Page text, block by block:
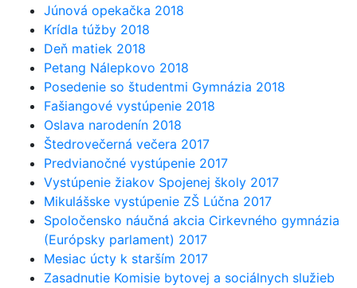
Júnová opekačka 2018
Krídla túžby 2018
Deň matiek 2018
Petang Nálepkovo 2018
Posedenie so študentmi Gymnázia 2018
Fašiangové vystúpenie 2018
Oslava narodenín 2018
Štedrovečerná večera 2017
Predvianočné vystúpenie 2017
Vystúpenie žiakov Spojenej školy 2017
Mikulášske vystúpenie ZŠ Lúčna 2017
Spoločensko náučná akcia Cirkevného gymnázia
(Európsky parlament) 2017
Mesiac úcty k starším 2017
Zasadnutie Komisie bytovej a sociálnych služieb